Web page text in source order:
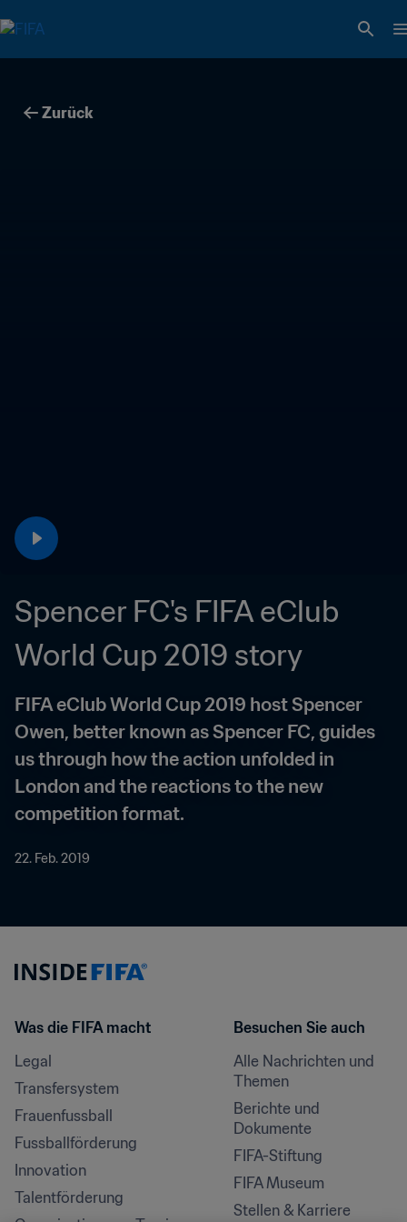
Zurück
Spencer FC's FIFA eClub
World Cup 2019 story
FIFA eClub World Cup 2019 host Spencer
Owen, better known as Spencer FC, guides
us through how the action unfolded in
London and the reactions to the new
competition format.
22. Feb. 2019
Was die FIFA macht
Legal
Transfersystem
Frauenfussball
Fussballförderung
Innovation
Talentförderung
Besuchen Sie auch
Alle Nachrichten und
Themen
Berichte und
Dokumente
FIFA-Stiftung
FIFA Museum
Stellen & Karriere